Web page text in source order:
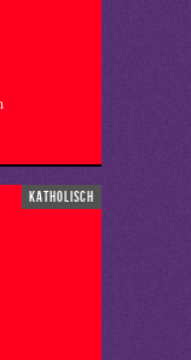
katholisch